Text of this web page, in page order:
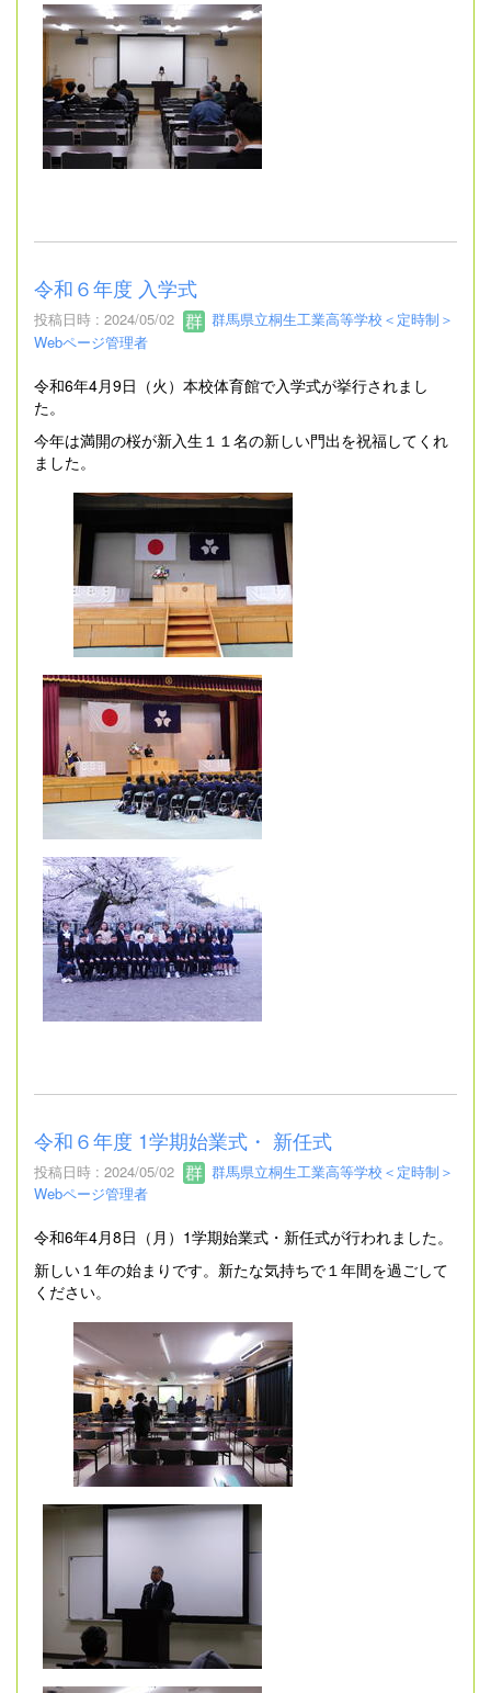
令和６年度 入学式
投稿日時 : 2024/05/02
群馬県立桐生工業高等学校＜定時制＞
Webページ管理者
令和6年4月9日（火）本校体育館で入学式が挙行されまし
た。
今年は満開の桜が新入生１１名の新しい門出を祝福してくれ
ました。
令和６年度 1学期始業式・ 新任式
投稿日時 : 2024/05/02
群馬県立桐生工業高等学校＜定時制＞
Webページ管理者
令和6年4月8日（月）1学期始業式・新任式が行われました。
新しい１年の始まりです。新たな気持ちで１年間を過ごして
ください。